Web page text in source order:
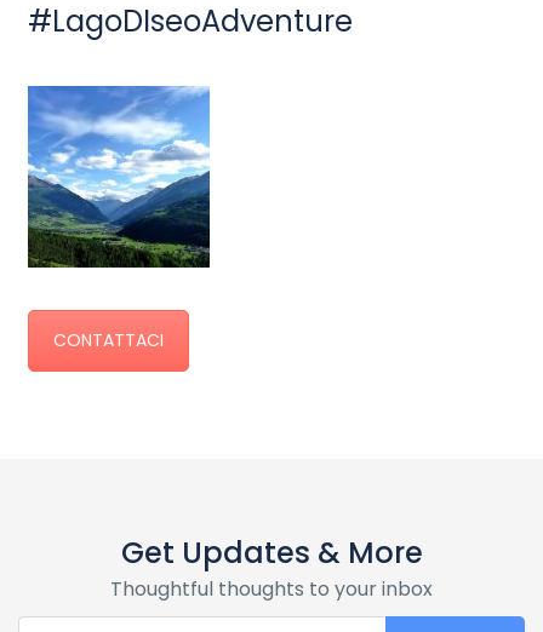
#LagoDIseoAdventure
CONTATTACI
Get Updates & More
Thoughtful thoughts to your inbox